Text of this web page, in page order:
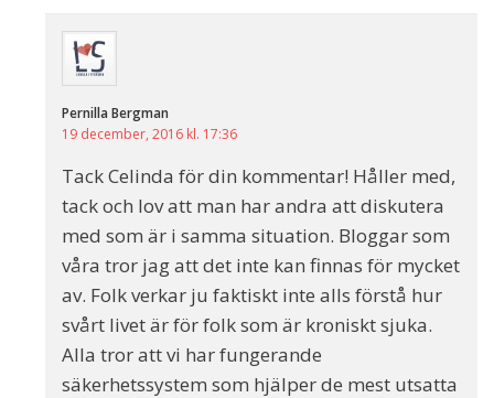
Pernilla Bergman
19 december, 2016 kl. 17:36
Tack Celinda för din kommentar! Håller med,
tack och lov att man har andra att diskutera
med som är i samma situation. Bloggar som
våra tror jag att det inte kan finnas för mycket
av. Folk verkar ju faktiskt inte alls förstå hur
svårt livet är för folk som är kroniskt sjuka.
Alla tror att vi har fungerande
säkerhetssystem som hjälper de mest utsatta